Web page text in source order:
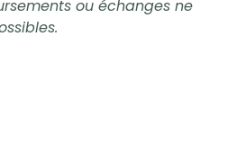
ou échanges ne